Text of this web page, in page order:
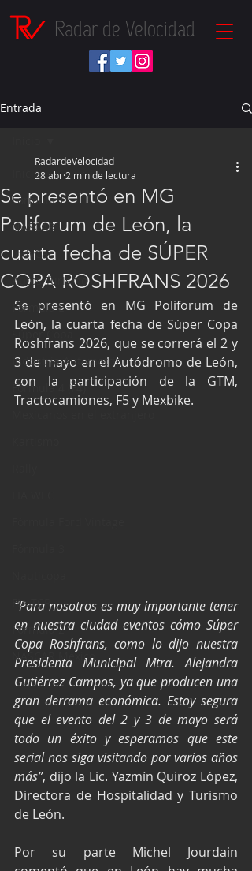
Radar de Velocidad
Entrada
Inicio
Fórmula 1
NASCAR
IndyCar
Autos Turismo
Fórmula E
Súper Copa
Industria Automotriz
Fórmula 4 (F4)
FIA TCR
Fórmula 2
NASCAR México
Se presentó en MG
Poliforum de León, la
cuarta fecha de SÚPER
COPA ROSHFRANS 2026
RadardeVelocidad
28 abr 2 min de lectura
Se presentó en MG Poliforum de
León, la cuarta fecha de Súper Copa
Roshfrans 2026, que se correrá el 2 y
3 de mayo en el Autódromo de León,
con la participación de la GTM,
Tractocamiones, F5 y Mexbike.
“Para nosotros es muy importante tener
en nuestra ciudad eventos cómo Súper
Copa Roshfrans, como lo dijo nuestra
Presidenta Municipal Mtra. Alejandra
Gutiérrez Campos, ya que producen una
gran derrama económica. Estoy segura
que el evento del 2 y 3 de mayo será
todo un éxito y esperamos que este
serial nos siga visitando por varios años
más”, dijo la Lic. Yazmín Quiroz López,
Directora de Hospitalidad y Turismo
de León.
Por su parte Michel Jourdain